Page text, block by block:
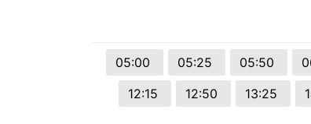
05:00 05:25 05:50
12:15
12:50 13:25